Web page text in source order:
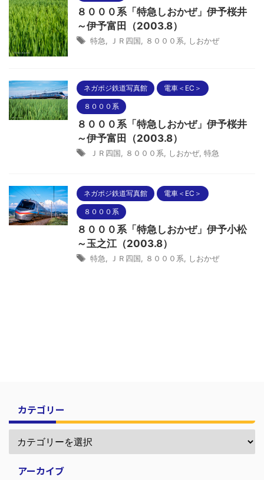
８０００系「特急しおかぜ」伊予桜井
～伊予富田（2003.8）
特急 ＪＲ四国 ８０００系 しおかぜ
ネガポジ鉄道写真館 電車＜EC＞
８０００系
８０００系「特急しおかぜ」伊予桜井
～伊予富田（2003.8）
ＪＲ四国 ８０００系 しおかぜ, 特急
ネガポジ鉄道写真館 電車＜EC＞
８０００系
８０００系「特急しおかぜ」伊予小松
～玉之江（2003.8）
特急 ＪＲ四国 ８０００系 しおかぜ
カテゴリー
アーカイブ